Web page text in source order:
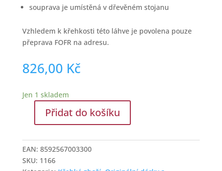
souprava je umístěná v dřevěném stojanu
Vzhledem k křehkosti této láhve je povolena pouze
přeprava FOFR na adresu.
826,00 Kč
Jen 1 skladem
Dárková
Švestka
láhev
a
Přidat do košíku
EAN: 8592567003300
SKU: 1166